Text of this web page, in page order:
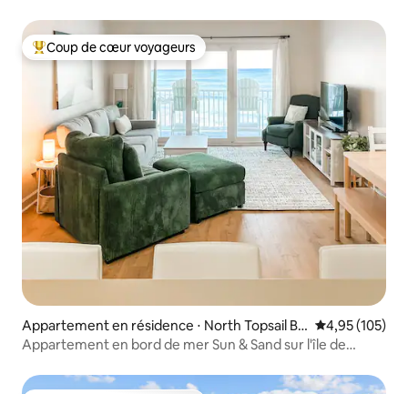
Coups de cœur voyageurs les plus appréciés
Coup de cœur voyageurs
Appartement en résidence ⋅ North Topsail Be
ach
Évaluation
4,95 (105)
Appartement en bord de mer Sun & Sand sur l'île de